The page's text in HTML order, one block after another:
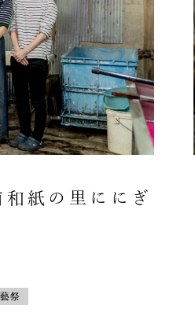
紙の里ににぎ
祭